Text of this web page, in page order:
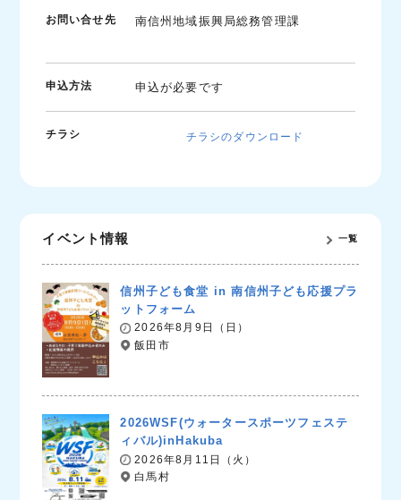
お問い合せ先 南信州地域振興局総務管理課
申込方法 申込が必要です
チラシ チラシのダウンロード
イベント情報 一覧
信州子ども食堂 in 南信州子ども応援プラ
ットフォーム
2026年8月9日（日）
飯田市
2026WSF(ウォータースポーツフェステ
ィバル)inHakuba
2026年8月11日（火）
白馬村